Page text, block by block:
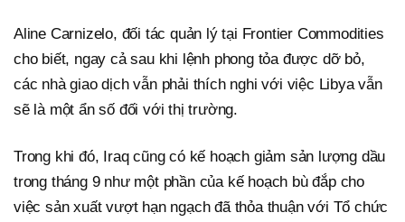
Aline Carnizelo, đối tác quản lý tại Frontier Commodities
cho biết, ngay cả sau khi lệnh phong tỏa được dỡ bỏ,
các nhà giao dịch vẫn phải thích nghi với việc Libya vẫn
sẽ là một ẩn số đối với thị trường.
Trong khi đó, Iraq cũng có kế hoạch giảm sản lượng dầu
trong tháng 9 như một phần của kế hoạch bù đắp cho
việc sản xuất vượt hạn ngạch đã thỏa thuận với Tổ chức